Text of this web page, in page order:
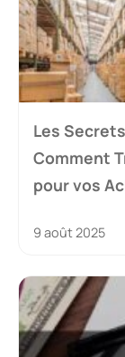
Les
Comment
pour vos
9 août 2025